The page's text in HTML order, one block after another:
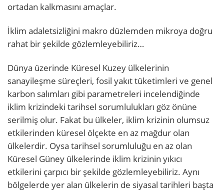
ortadan kalkmasını amaçlar.
İklim adaletsizliğini makro düzlemden mikroya doğru
rahat bir şekilde gözlemleyebiliriz…
Dünya üzerinde Küresel Kuzey ülkelerinin
sanayileşme süreçleri, fosil yakıt tüketimleri ve genel
karbon salımları gibi parametreleri incelendiğinde
iklim krizindeki tarihsel sorumlulukları göz önüne
serilmiş olur. Fakat bu ülkeler, iklim krizinin olumsuz
etkilerinden küresel ölçekte en az mağdur olan
ülkelerdir. Oysa tarihsel sorumluluğu en az olan
Küresel Güney ülkelerinde iklim krizinin yıkıcı
etkilerini çarpıcı bir şekilde gözlemleyebiliriz. Aynı
bölgelerde yer alan ülkelerin de siyasal tarihleri başta